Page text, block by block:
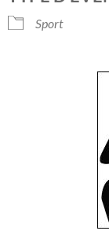
Sport